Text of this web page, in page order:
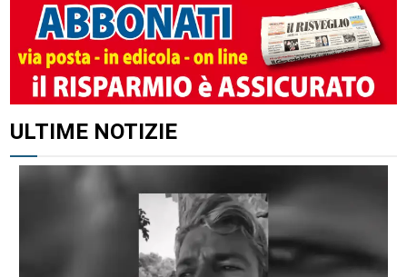
ALTRI ARTICOLI DI QUESTO AUTORE